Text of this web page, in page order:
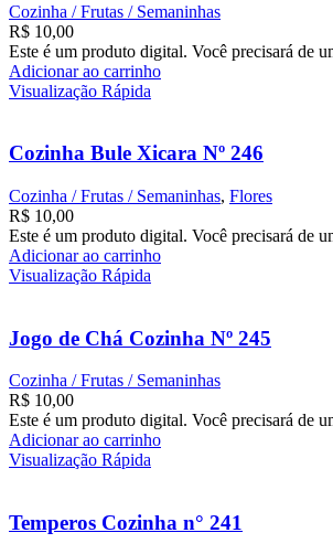
Cozinha / Frutas / Semaninhas
R$ 10,00
Este é um produto digital. Você precisará de
Adicionar ao carrinho
Visualização Rápida
Cozinha Bule Xicara Nº 246
Cozinha / Frutas / Semaninhas, Flores
R$ 10,00
Este é um produto digital. Você precisará de
Adicionar ao carrinho
Visualização Rápida
Jogo de Chá Cozinha Nº 245
Cozinha / Frutas / Semaninhas
R$ 10,00
Este é um produto digital. Você precisará de
Adicionar ao carrinho
Visualização Rápida
Temperos Cozinha n° 241